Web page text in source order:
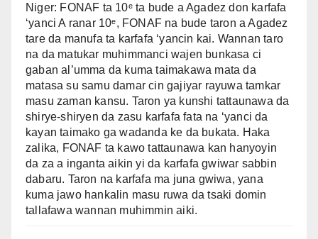
Niger: FONAF ta 10ᵉ ta bude a Agadez don karfafa
‘yanci A ranar 10ᵉ, FONAF na bude taron a Agadez
tare da manufa ta karfafa ‘yancin kai. Wannan taro
na da matukar muhimmanci wajen bunkasa ci
gaban al’umma da kuma taimakawa mata da
matasa su samu damar cin gajiyar rayuwa tamkar
masu zaman kansu. Taron ya kunshi tattaunawa da
shirye-shiryen da zasu karfafa fata na ‘yanci da
kayan taimako ga wadanda ke da bukata. Haka
zalika, FONAF ta kawo tattaunawa kan hanyoyin
da za a inganta aikin yi da karfafa gwiwar sabbin
dabaru. Taron na karfafa ma juna gwiwa, yana
kuma jawo hankalin masu ruwa da tsaki domin
tallafawa wannan muhimmin aiki.